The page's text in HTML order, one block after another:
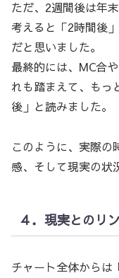
ただ、2週間後は年
考えると「2時間後
だと思いました。
最終的には、MC合
れも踏まえて、もっ
後」と読みました。
このように、実際の
感、そして現実の状
４．現実とのリ
チャート全体からは